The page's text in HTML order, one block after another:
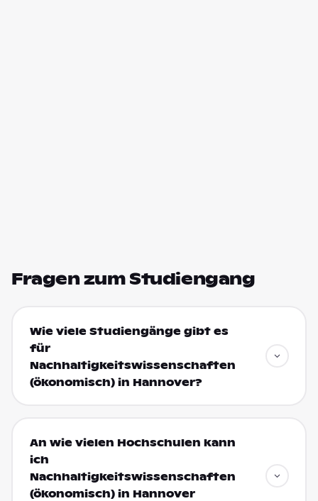
Fragen zum Studiengang
Wie viele Studiengänge gibt es
für
Nachhaltigkeitswissenschaften
(ökonomisch) in Hannover?
An wie vielen Hochschulen kann
ich
Nachhaltigkeitswissenschaften
(ökonomisch) in Hannover